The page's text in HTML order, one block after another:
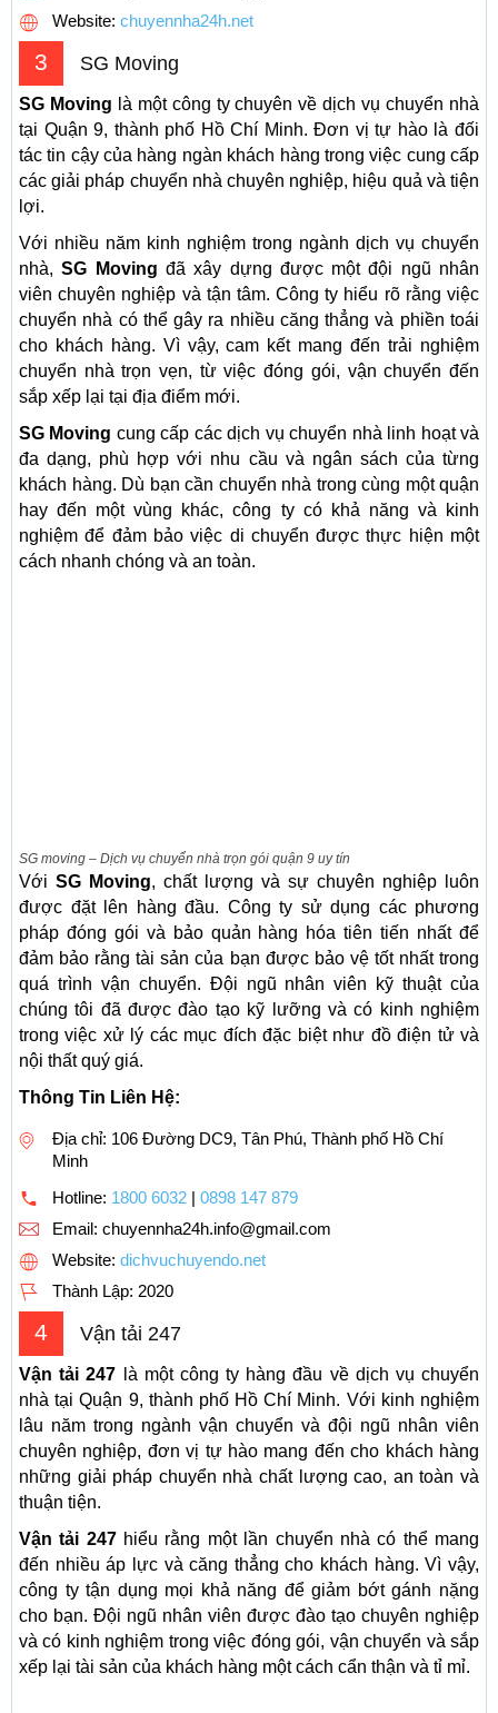
Website: chuyennha24h.net
3 SG Moving
SG Moving là một công ty chuyên về dịch vụ chuyển nhà
tại Quận 9, thành phố Hồ Chí Minh. Đơn vị tự hào là đối
tác tin cậy của hàng ngàn khách hàng trong việc cung cấp
các giải pháp chuyển nhà chuyên nghiệp, hiệu quả và tiện
lợi.
Với nhiều năm kinh nghiệm trong ngành dịch vụ chuyển
nhà, SG Moving đã xây dựng được một đội ngũ nhân
viên chuyên nghiệp và tận tâm. Công ty hiểu rõ rằng việc
chuyển nhà có thể gây ra nhiều căng thẳng và phiền toái
cho khách hàng. Vì vậy, cam kết mang đến trải nghiệm
chuyển nhà trọn vẹn, từ việc đóng gói, vận chuyển đến
sắp xếp lại tại địa điểm mới.
SG Moving cung cấp các dịch vụ chuyển nhà linh hoạt và
đa dạng, phù hợp với nhu cầu và ngân sách của từng
khách hàng. Dù bạn cần chuyển nhà trong cùng một quận
hay đến một vùng khác, công ty có khả năng và kinh
nghiệm để đảm bảo việc di chuyển được thực hiện một
cách nhanh chóng và an toàn.
SG moving – Dịch vụ chuyển nhà trọn gói quận 9 uy tín
Với SG Moving, chất lượng và sự chuyên nghiệp luôn
được đặt lên hàng đầu. Công ty sử dụng các phương
pháp đóng gói và bảo quản hàng hóa tiên tiến nhất để
đảm bảo rằng tài sản của bạn được bảo vệ tốt nhất trong
quá trình vận chuyển. Đội ngũ nhân viên kỹ thuật của
chúng tôi đã được đào tạo kỹ lưỡng và có kinh nghiệm
trong việc xử lý các mục đích đặc biệt như đồ điện tử và
nội thất quý giá.
Thông Tin Liên Hệ:
Địa chỉ: 106 Đường DC9, Tân Phú, Thành phố Hồ Chí
Minh
Hotline: 1800 6032 | 0898 147 879
Email: chuyennha24h.info@gmail.com
Website: dichvuchuyendo.net
Thành Lập: 2020
4 Vận tải 247
Vận tải 247 là một công ty hàng đầu về dịch vụ chuyển
nhà tại Quận 9, thành phố Hồ Chí Minh. Với kinh nghiệm
lâu năm trong ngành vận chuyển và đội ngũ nhân viên
chuyên nghiệp, đơn vị tự hào mang đến cho khách hàng
những giải pháp chuyển nhà chất lượng cao, an toàn và
thuận tiện.
Vận tải 247hiểu rằng một lần chuyển nhà có thể mang
đến nhiều áp lực và căng thẳng cho khách hàng. Vì vậy,
công ty tận dụng mọi khả năng để giảm bớt gánh nặng
cho bạn. Đội ngũ nhân viên được đào tạo chuyên nghiệp
và có kinh nghiệm trong việc đóng gói, vận chuyển và sắp
xếp lại tài sản của khách hàng một cách cẩn thận và tỉ mỉ.